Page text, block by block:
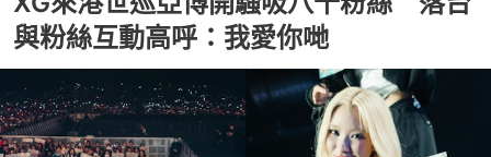
與粉絲互動高呼：我愛你哋